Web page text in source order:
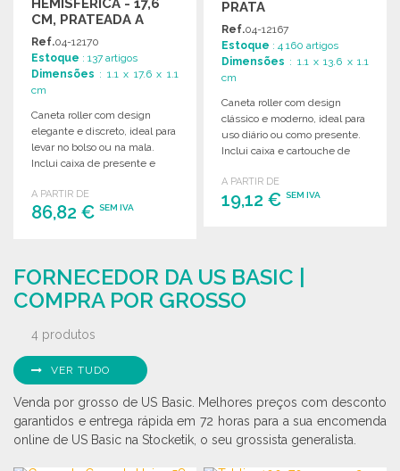
HEMISFÉRICA - 17,6
CM, PRATEADA A
PREÇO GROSSISTA
Ref.04-12170
Estoque : 137 artigos
Dimensões : 1.1 x 17.6 x 1.1
cm
Caneta roller com design
elegante e discreto, ideal para
levar no bolso ou na mala.
Inclui caixa de presente e
A PARTIR DE
86,82 € SEM IVA
Solicitar um orçamento
PRATA
Ref.04-12167
Estoque : 4 160 artigos
Dimensões : 1.1 x 13.6 x 1.1
cm
Caneta roller com design
clássico e moderno, ideal para
uso diário ou como presente.
Inclui caixa e cartouche de
A PARTIR DE
19,12 €SEM IVA
Solicitar um orçamento
FORNECEDOR DA US BASIC |
COMPRA POR GROSSO
4 produtos
VER TUDO
Venda por grosso de US Basic. Melhores preços com desconto
garantidos e entrega rápida em 72 horas para a sua encomenda
online de US Basic na Stocketik, o seu grossista generalista.